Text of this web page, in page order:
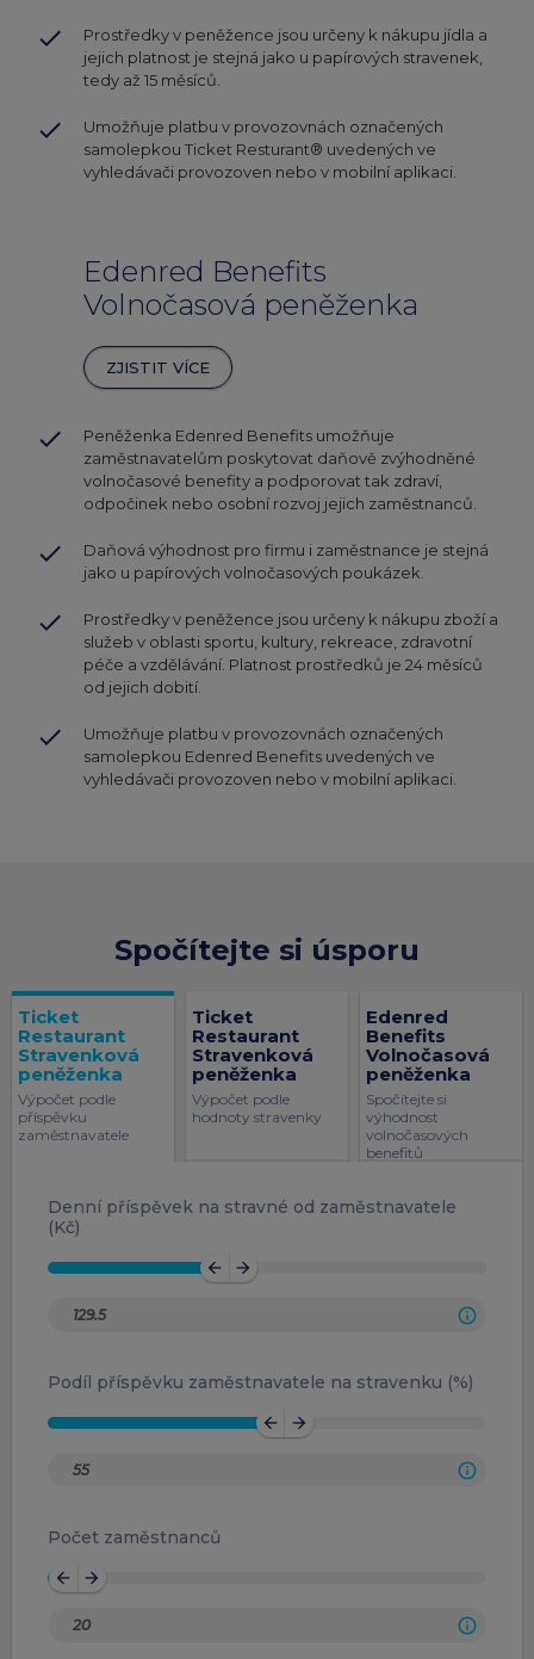
done
Prostředky v peněžence jsou určeny k nákupu jídla a
jejich platnost je stejná jako u papírových stravenek,
tedy až 15 měsíců.
done
Umožňuje platbu v provozovnách označených
samolepkou Ticket Resturant® uvedených ve
vyhledávači provozoven nebo v mobilní aplikaci.
Edenred Benefits
Volnočasová peněženka
ZJISTIT VÍCE
done
Peněženka Edenred Benefits umožňuje
zaměstnavatelům poskytovat daňově zvýhodněné
volnočasové benefity a podporovat tak zdraví,
odpočinek nebo osobní rozvoj jejich zaměstnanců.
done
Daňová výhodnost pro firmu i zaměstnance je stejná
jako u papírových volnočasových poukázek.
done
Prostředky v peněžence jsou určeny k nákupu zboží a
služeb v oblasti sportu, kultury, rekreace, zdravotní
péče a vzdělávání. Platnost prostředků je 24 měsíců
od jejich dobití.
done
Umožňuje platbu v provozovnách označených
samolepkou Edenred Benefits uvedených ve
vyhledávači provozoven nebo v mobilní aplikaci.
Spočítejte si úsporu
Ticket
Restaurant
Stravenková
peněženka
Výpočet podle
příspěvku
zaměstnavatele
Ticket
Restaurant
Stravenková
peněženka
Výpočet podle
hodnoty stravenky
Edenred
Benefits
Volnočasová
peněženka
Spočítejte si
výhodnost
volnočasových
benefitů
Denní příspěvek na stravné od zaměstnavatele
(Kč)
arrow_back arrow_forward
Podíl příspěvku zaměstnavatele na stravenku (%)
arrow_back arrow_forward
Počet zaměstnanců
arrow_back arrow_forward